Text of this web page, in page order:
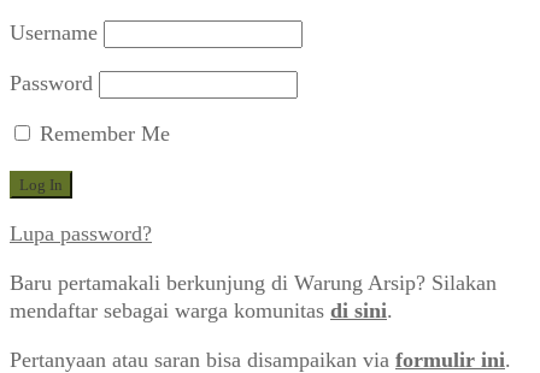
Username
Password
Remember Me
Lupa password?
Baru pertamakali berkunjung di Warung Arsip? Silakan
mendaftar sebagai warga komunitas di sini.
Pertanyaan atau saran bisa disampaikan via formulir ini.